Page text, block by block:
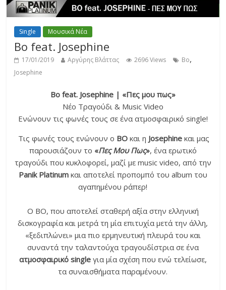
Single Μουσικά Νέα
Bo feat. Josephine
17/01/2019 Αργύρης Βλάττας 2696 Views Bo,
Josephine
Bo feat. Josephine | «Πες μου πως»
Νέο Τραγούδι & Music Video
Ενώνουν τις φωνές τους σε ένα ατμοσφαιρικό single!
Τις φωνές τους ενώνουν ο BO και η Josephine και μας
παρουσιάζουν το «Πες Μου Πως», ένα ερωτικό
τραγούδι που κυκλοφορεί, μαζί με music video, από την
Panik Platinum και αποτελεί προπομπό του album του
αγαπημένου ράπερ!
Ο ΒΟ, που αποτελεί σταθερή αξία στην ελληνική
δισκογραφία και μετρά τη μία επιτυχία μετά την άλλη,
«ξεδιπλώνει» μια πιο ερμηνευτική πλευρά του και
συναντά την ταλαντούχα τραγουδίστρια σε ένα
ατμοσφαιρικό single για μία σχέση που ενώ τελείωσε,
τα συναισθήματα παραμένουν.